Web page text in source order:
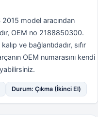
model aracından
OEM no 2188850300.
ve bağlantıdadır, sıfır
OEM numarasını kendi
Durum: Çıkma (İkinci El)